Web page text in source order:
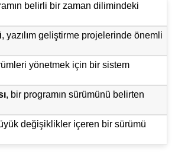
belirli bir zaman dilimindeki
, yazılım geliştirme projelerinde önemli
yönetmek için bir sistem
, bir programın sürümünü belirten
değişiklikler içeren bir sürümü